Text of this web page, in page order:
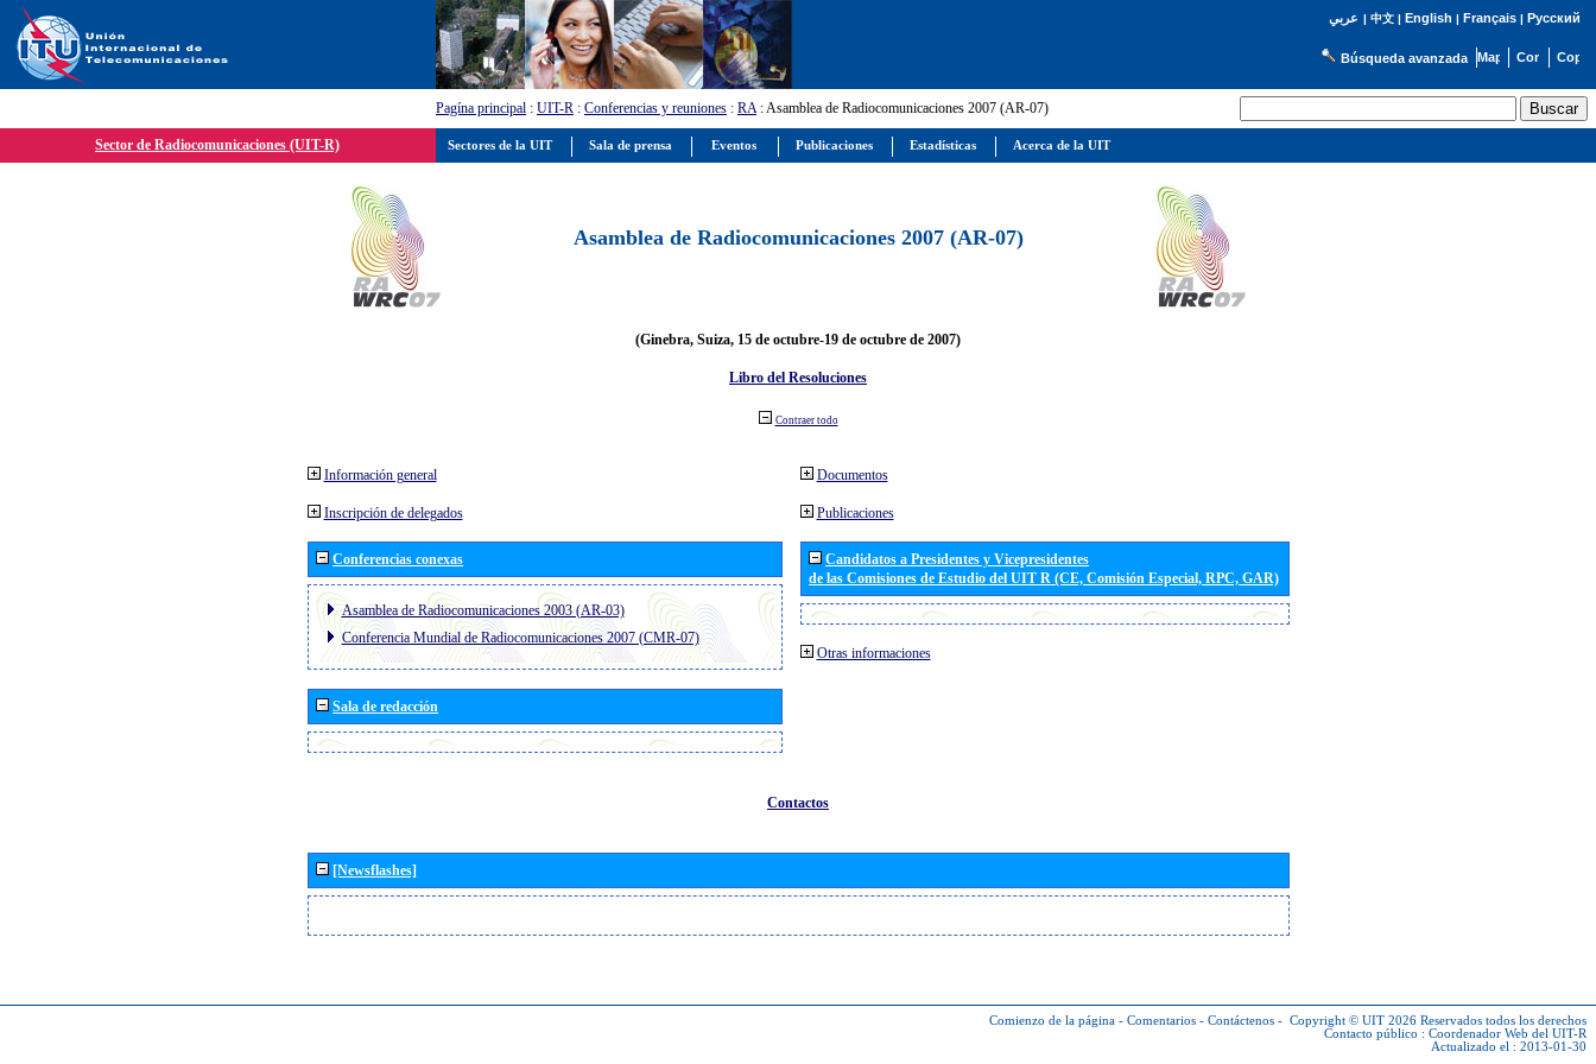
عربي | 中文| English | Français| Русский
Búsqueda avanzada
Pagína principal : UIT-R : Conferencias y reuniones : RA: Asamblea de Radiocomunicaciones 2007 (AR-07)
Sector de Radiocomunicaciones (UIT-R)
Asamblea de Radiocomunicaciones 2007 (AR-07)
(Ginebra, Suiza, 15 de octubre-19 de octubre de 2007)
Libro del Resoluciones
Contraer todo
Información general
Inscripción de delegados
Conferencias conexas
Asamblea de Radiocomunicaciones 2003 (AR-03)
Conferencia Mundial de Radiocomunicaciones 2007 (CMR-07)
Sala de redacción
Documentos
Publicaciones
Candidatos a Presidentes y Vicepresidentes
de las Comisiones de Estudio del UIT R (CE, Comisión Especial, RPC, GAR)
Otras informaciones
Contactos
[Newsflashes]
Comienzo de la página - Comentarios - Contáctenos - Copyright © UIT 2026 Reservados todos los derechos
Contacto público : Coordenador Web del UIT-R
Actualizado el : 2013-01-30
Sectores de la UIT Sala de prensa Eventos Publicaciones Estadísticas Acerca de la UIT